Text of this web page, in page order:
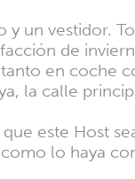
un vestidor.
de
en coche
la calle
este Host
lo haya